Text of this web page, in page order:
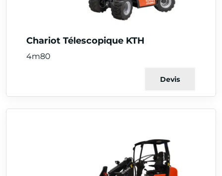
Chariot Télescopique KTH
4m80
Devis